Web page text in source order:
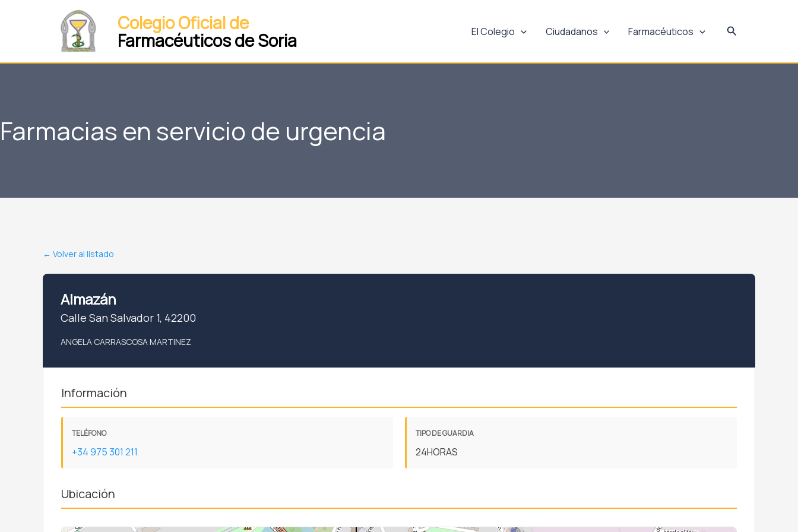
Colegio Oficial de
Farmacéuticos de Soria El Colegio Ciudadanos Farmacéuticos Buscar
Farmacias en servicio de urgencia
← Volver al listado
Almazán
Calle San Salvador 1, 42200
ANGELA CARRASCOSA MARTINEZ
Información
TELÉFONO
+34 975 301 211
TIPO DE GUARDIA
24HORAS
Ubicación